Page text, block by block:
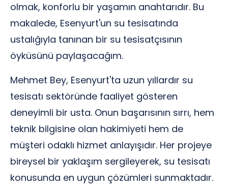
olmak, konforlu bir yaşamın anahtarıdır. Bu
makalede, Esenyurt'un su tesisatında
ustalığıyla tanınan bir su tesisatçısının
öyküsünü paylaşacağım.
Mehmet Bey, Esenyurt'ta uzun yıllardır su
tesisatı sektöründe faaliyet gösteren
deneyimli bir usta. Onun başarısının sırrı, hem
teknik bilgisine olan hakimiyeti hem de
müşteri odaklı hizmet anlayışıdır. Her projeye
bireysel bir yaklaşım sergileyerek, su tesisatı
konusunda en uygun çözümleri sunmaktadır.